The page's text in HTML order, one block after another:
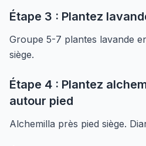
Étape 3 : Plantez
Groupe 5-7 plantes lavande
siège.
Étape 4 : Plantez
autour pied
Alchemilla près pied siège.